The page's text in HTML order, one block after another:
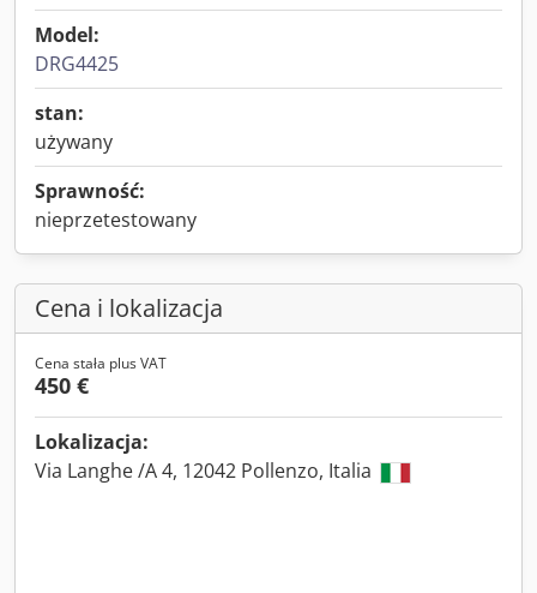
Model:
DRG4425
stan:
używany
Sprawność:
nieprzetestowany
Cena i lokalizacja
Cena stała plus VAT
450 €
Lokalizacja:
Via Langhe /A 4, 12042 Pollenzo, Italia